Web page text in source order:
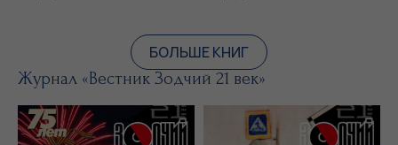
БОЛЬШЕ КНИГ
Журнал «Вестник Зодчий 21 век»